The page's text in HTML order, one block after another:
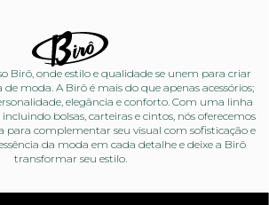
Birô, onde estilo e qualidade se unem para criar
moda. A Birô é mais do que apenas acessórios;
elegância e conforto. Com uma linha
bolsas, carteiras e cintos, nós oferecemos
para complementar seu visual com sofisticação e
da moda em cada detalhe e deixe a Birô
transformar seu estilo.